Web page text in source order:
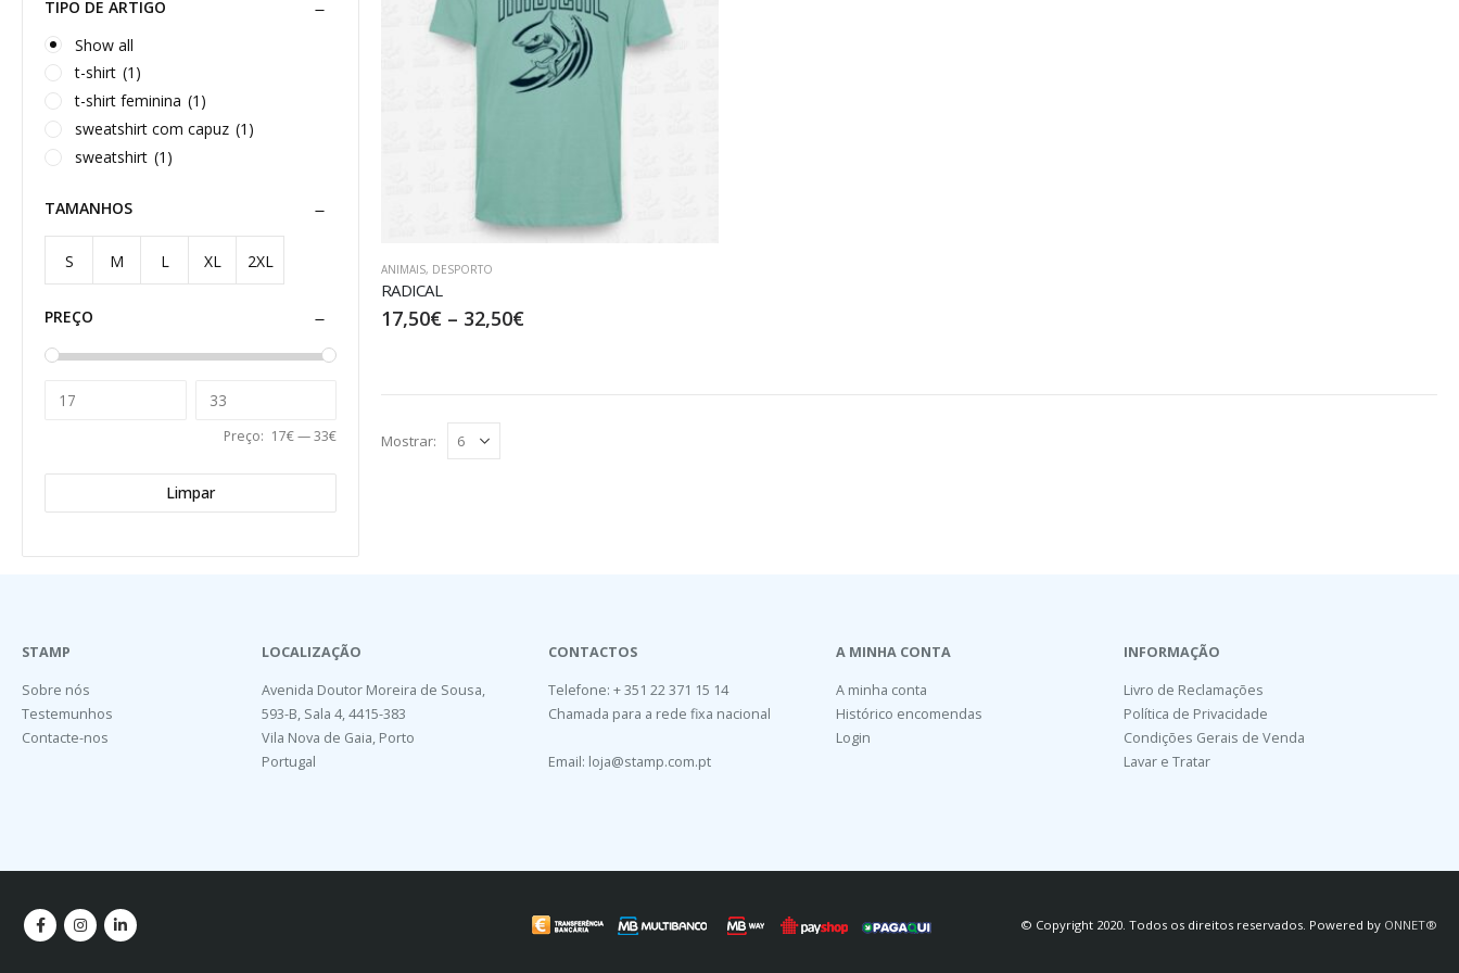
ANIMAIS, DESPORTO
RADICAL
17,50€ – 32,50€
Mostrar:
TIPO DE ARTIGO
Show all
t-shirt (1)
t-shirt feminina (1)
sweatshirt com capuz (1)
sweatshirt (1)
TAMANHOS
S M L XL 2XL
PREÇO
Preço: 17€—33€
Limpar
STAMP
Sobre nós
Testemunhos
Contacte-nos
LOCALIZAÇÃO
Avenida Doutor Moreira de Sousa,
593-B, Sala 4, 4415-383
Vila Nova de Gaia, Porto
Portugal
CONTACTOS
Telefone: + 351 22 371 15 14
Chamada para a rede fixa nacional
Email: loja@stamp.com.pt
A MINHA CONTA
A minha conta
Histórico encomendas
Login
INFORMAÇÃO
Livro de Reclamações
Política de Privacidade
Condições Gerais de Venda
Lavar e Tratar
© Copyright 2020. Todos os direitos reservados. Powered by ONNET®